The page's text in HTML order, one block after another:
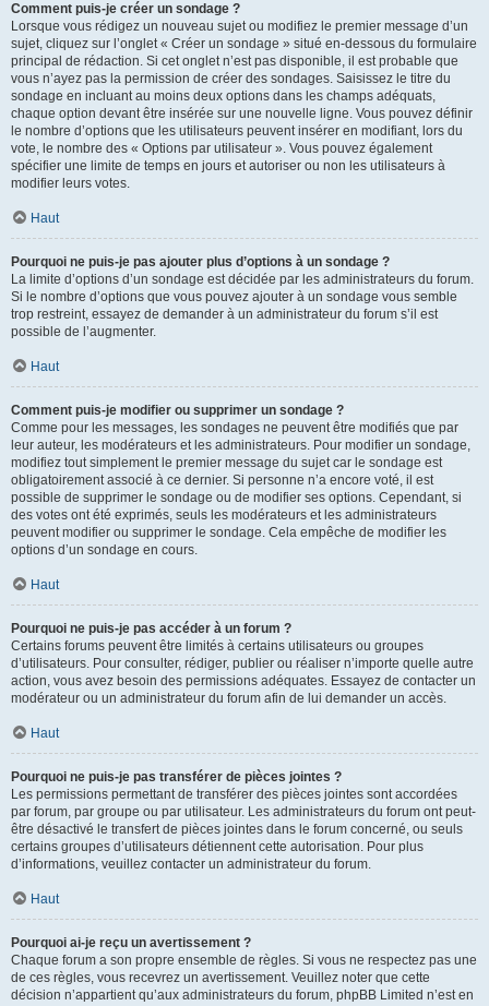
Comment puis-je créer un sondage ?
Lorsque vous rédigez un nouveau sujet ou modifiez le premier message d’un
sujet, cliquez sur l’onglet « Créer un sondage » situé en-dessous du formulaire
principal de rédaction. Si cet onglet n’est pas disponible, il est probable que
vous n’ayez pas la permission de créer des sondages. Saisissez le titre du
sondage en incluant au moins deux options dans les champs adéquats,
chaque option devant être insérée sur une nouvelle ligne. Vous pouvez définir
le nombre d’options que les utilisateurs peuvent insérer en modifiant, lors du
vote, le nombre des « Options par utilisateur ». Vous pouvez également
spécifier une limite de temps en jours et autoriser ou non les utilisateurs à
modifier leurs votes.
Haut
Pourquoi ne puis-je pas ajouter plus d’options à un sondage ?
La limite d’options d’un sondage est décidée par les administrateurs du forum.
Si le nombre d’options que vous pouvez ajouter à un sondage vous semble
trop restreint, essayez de demander à un administrateur du forum s’il est
possible de l’augmenter.
Haut
Comment puis-je modifier ou supprimer un sondage ?
Comme pour les messages, les sondages ne peuvent être modifiés que par
leur auteur, les modérateurs et les administrateurs. Pour modifier un sondage,
modifiez tout simplement le premier message du sujet car le sondage est
obligatoirement associé à ce dernier. Si personne n’a encore voté, il est
possible de supprimer le sondage ou de modifier ses options. Cependant, si
des votes ont été exprimés, seuls les modérateurs et les administrateurs
peuvent modifier ou supprimer le sondage. Cela empêche de modifier les
options d’un sondage en cours.
Haut
Pourquoi ne puis-je pas accéder à un forum ?
Certains forums peuvent être limités à certains utilisateurs ou groupes
d’utilisateurs. Pour consulter, rédiger, publier ou réaliser n’importe quelle autre
action, vous avez besoin des permissions adéquates. Essayez de contacter un
modérateur ou un administrateur du forum afin de lui demander un accès.
Haut
Pourquoi ne puis-je pas transférer de pièces jointes ?
Les permissions permettant de transférer des pièces jointes sont accordées
par forum, par groupe ou par utilisateur. Les administrateurs du forum ont peut-
être désactivé le transfert de pièces jointes dans le forum concerné, ou seuls
certains groupes d’utilisateurs détiennent cette autorisation. Pour plus
d’informations, veuillez contacter un administrateur du forum.
Haut
Pourquoi ai-je reçu un avertissement ?
Chaque forum a son propre ensemble de règles. Si vous ne respectez pas une
de ces règles, vous recevrez un avertissement. Veuillez noter que cette
décision n’appartient qu’aux administrateurs du forum, phpBB Limited n’est en